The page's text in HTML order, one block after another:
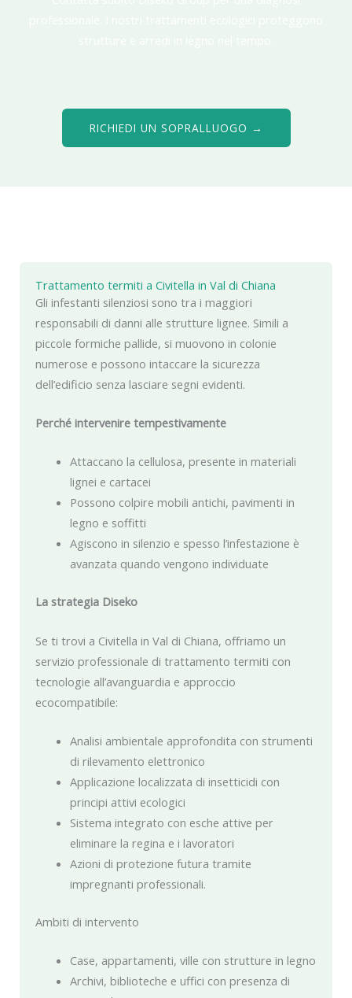
RICHIEDI UN SOPRALLUOGO →
Trattamento termiti a Civitella in Val di Chiana
Gli infestanti silenziosi sono tra i maggiori
responsabili di danni alle strutture lignee. Simili a
piccole formiche pallide, si muovono in colonie
numerose e possono intaccare la sicurezza
dell’edificio senza lasciare segni evidenti.
Perché intervenire tempestivamente
Attaccano la cellulosa, presente in materiali
lignei e cartacei
Possono colpire mobili antichi, pavimenti in
legno e soffitti
Agiscono in silenzio e spesso l’infestazione è
avanzata quando vengono individuate
La strategia Diseko
Se ti trovi a Civitella in Val di Chiana, offriamo un
servizio professionale di trattamento termiti con
tecnologie all’avanguardia e approccio
ecocompatibile:
Analisi ambientale approfondita con strumenti
di rilevamento elettronico
Applicazione localizzata di insetticidi con
principi attivi ecologici
Sistema integrato con esche attive per
eliminare la regina e i lavoratori
Azioni di protezione futura tramite
impregnanti professionali.
Ambiti di intervento
Case, appartamenti, ville con strutture in legno
Archivi, biblioteche e uffici con presenza di